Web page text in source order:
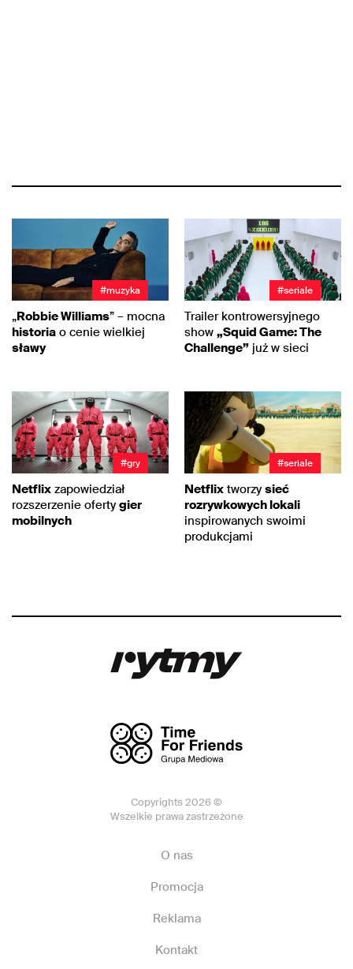
#muzyka
„Robbie Williams” – mocna
historia o cenie wielkiej
sławy
#seriale
Trailer kontrowersyjnego
show „Squid Game: The
Challenge” już w sieci
#gry
Netflix zapowiedział
rozszerzenie oferty gier
mobilnych
#seriale
Netflix tworzy sieć
rozrywkowych lokali
inspirowanych swoimi
produkcjami
Copyrights 2026 ©
Wszelkie prawa zastrzeżone
O nas
Promocja
Reklama
Kontakt